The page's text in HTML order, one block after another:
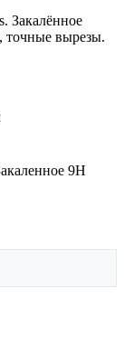
Закалённое
точные вырезы.
9H